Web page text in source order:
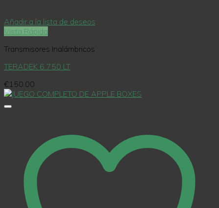
Añadir a la lista de deseos
Vista Rápida
Transmisores Inalámbricos
TERADEK 6 750 LT
€150.00